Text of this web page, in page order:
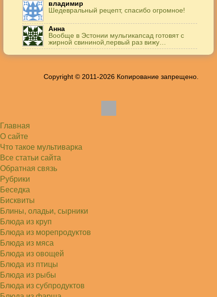
владимир
Шедевральный рецепт, спасибо огромное!
Анна
Вообще в Эстонии мульгикапсад готовят с
жирной свининой,первый раз вижу…
Игорь
Жанна
и сырую курочку, и…
Света
Советую простой рецепт как готовили наши
бабушки, на 5 минут…
Copyright © 2011-2026 Копирование запрещено.
Главная
О сайте
Что такое мультиварка
Все статьи сайта
Обратная связь
Рубрики
Беседка
Бисквиты
Блины, оладьи, сырники
Блюда из круп
Блюда из морепродуктов
Блюда из мяса
Блюда из овощей
Блюда из птицы
Блюда из рыбы
Блюда из субпродуктов